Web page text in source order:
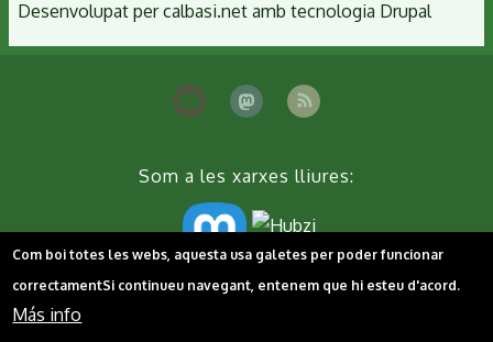
Desenvolupat percalbasi.net amb tecnologia Drupal
Som a les xarxes lliures:
Peu Contacta'ns
Com boi totes les webs, aquesta usa galetes per poder funcionar
correctamentSi continueu navegant, entenem que hi esteu d'acord.
Más info